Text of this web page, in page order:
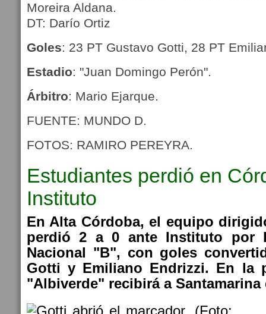
Moreira Aldana.
DT: Darío Ortiz
Goles: 23 PT Gustavo Gotti, 28 PT
Estadio: "Juan Domingo Perón".
Árbitro: Mario Ejarque.
FUENTE: MUNDO D.
FOTOS: RAMIRO PEREYRA.
Estudiantes perdió en
Instituto
En Alta Córdoba, el equipo
perdió 2 a 0 ante Instituto por
Nacional "B", con goles
Gotti y Emiliano Endrizzi. En la
"Albiverde" recibirá a Santamarina